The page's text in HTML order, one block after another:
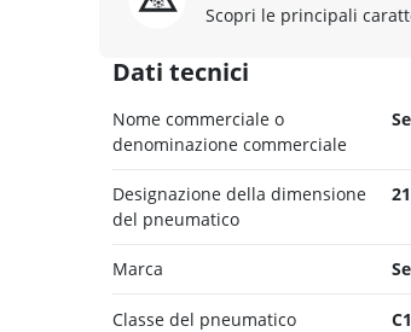
Scopri le principali
Dati tecnici
Nome commerciale o
denominazione commerciale
Designazione della dimensione
del pneumatico
Marca
Classe del pneumatico